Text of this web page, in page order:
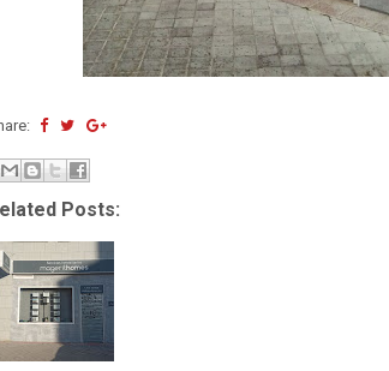
Posts: